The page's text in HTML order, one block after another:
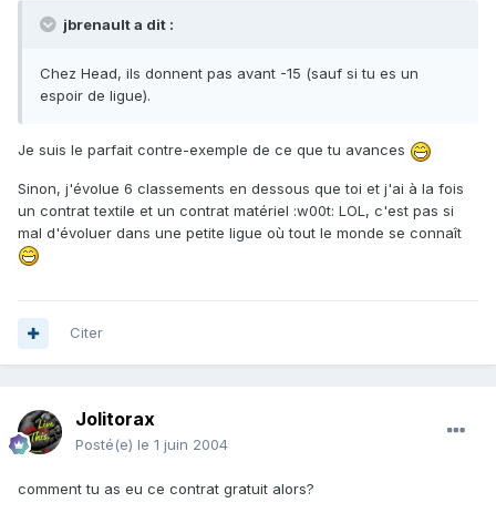
jbrenault a dit :
Chez Head, ils donnent pas avant -15 (sauf si tu es un
espoir de ligue).
Je suis le parfait contre-exemple de ce que tu avances
Sinon, j'évolue 6 classements en dessous que toi et j'ai à la fois
un contrat textile et un contrat matériel :w00t: LOL, c'est pas si
mal d'évoluer dans une petite ligue où tout le monde se connaît
Citer
Jolitorax
Posté(e) le 1 juin 2004
comment tu as eu ce contrat gratuit alors?